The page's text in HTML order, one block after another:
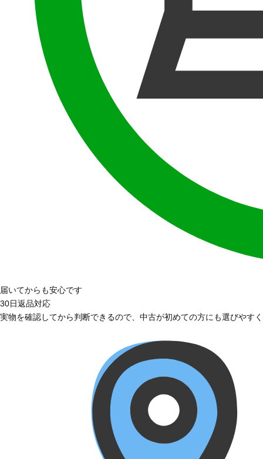
届いてからも安心です
30日返品対応
実物を確認してから判断できるので、中古が初めての方にも選びやす